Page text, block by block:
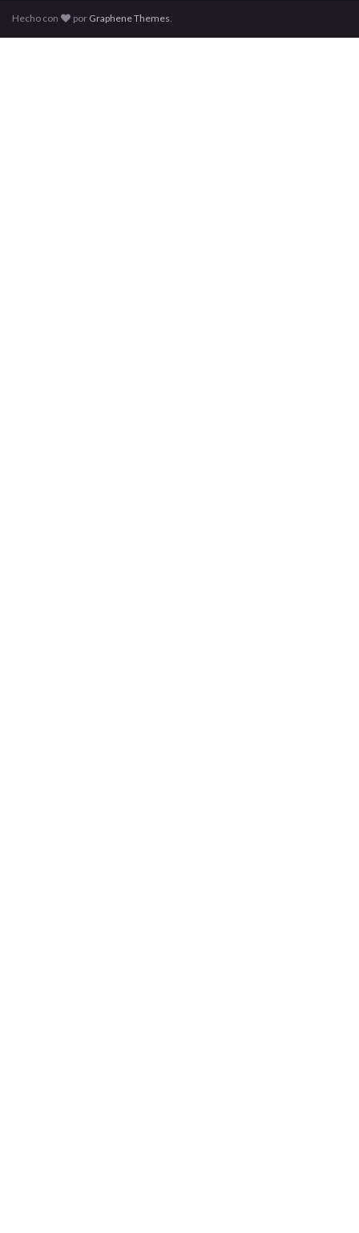
Hecho con por Graphene Themes